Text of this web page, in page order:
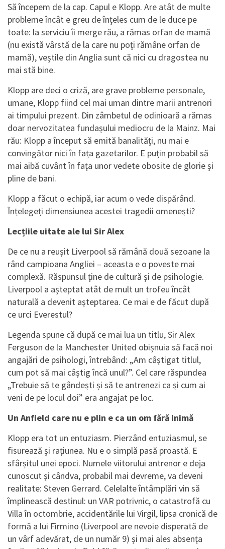
Să începem de la cap. Capul e Klopp. Are atât de multe
probleme încât e greu de înțeles cum de le duce pe
toate: la serviciu îi merge rău, a rămas orfan de mamă
(nu există vârstă de la care nu poți rămâne orfan de
mamă), veștile din Anglia sunt că nici cu dragostea nu
mai stă bine.
Klopp are deci o criză, are grave probleme personale,
umane, Klopp fiind cel mai uman dintre marii antrenori
ai timpului prezent. Din zâmbetul de odinioară a rămas
doar nervozitatea fundașului mediocru de la Mainz. Mai
rău: Klopp a început să emită banalități, nu mai e
convingător nici în fața gazetarilor. E puțin probabil să
mai aibă cuvânt în fața unor vedete obosite de glorie și
pline de bani.
Klopp a făcut o echipă, iar acum o vede dispărând.
Înțelegeți dimensiunea acestei tragedii omenești?
Lecțiile uitate ale lui Sir Alex
De ce nu a reușit Liverpool să rămână două sezoane la
rând campioana Angliei – aceasta e o poveste mai
complexă. Răspunsul ține de cultură și de psihologie.
Liverpool a așteptat atât de mult un trofeu încât
naturală a devenit așteptarea. Ce mai e de făcut după
ce urci Everestul?
Legenda spune că după ce mai lua un titlu, Sir Alex
Ferguson de la Manchester United obișnuia să facă noi
angajări de psihologi, întrebând: „Am câștigat titlul,
cum pot să mai câștig încă unul?”. Cel care răspundea
„Trebuie să te gândești și să te antrenezi ca și cum ai
veni de pe locul doi” era angajat pe loc.
Un Anfield care nu e plin e ca un om fără inimă
Klopp era tot un entuziasm. Pierzând entuziasmul, se
fisurează și rațiunea. Nu e o simplă pasă proastă. E
sfârșitul unei epoci. Numele viitorului antrenor e deja
cunoscut și cândva, probabil mai devreme, va deveni
realitate: Steven Gerrard. Celelalte întâmplări vin să
împlinească destinul: un VAR potrivnic, o catastrofă cu
Villa în octombrie, accidentările lui Virgil, lipsa cronică de
formă a lui Firmino (Liverpool are nevoie disperată de
un vârf adevărat, de un număr 9) și mai ales absența